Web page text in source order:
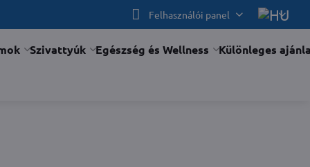
Felhasználói panel
Szivattyúk Egészség és Wellness Különleges